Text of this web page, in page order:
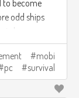
to become
odd ships
to happen
ps1-2
mobi
pc
survival